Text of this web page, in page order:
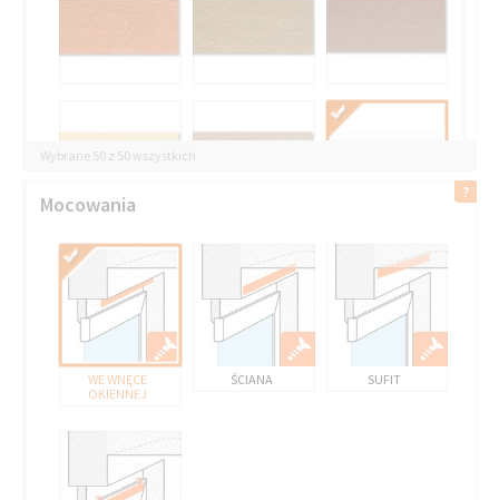
Wybrane 50 z 50 wszystkich
Mocowania
WE WNĘCE
OKIENNEJ
ŚCIANA SUFIT